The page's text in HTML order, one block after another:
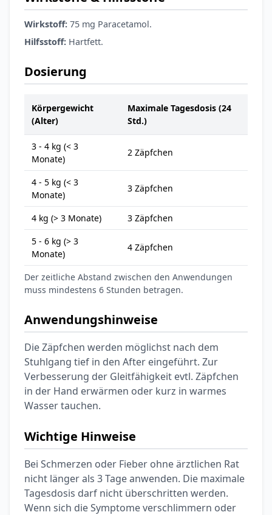
Wirkstoff: 75 mg Paracetamol.
Hilfsstoff: Hartfett.
Dosierung
Körpergewicht
(Alter)
Maximale Tagesdosis (24
Std.)
3 - 4 kg (< 3
Monate)
2 Zäpfchen
4 - 5 kg (< 3
Monate)
3 Zäpfchen
4 kg (> 3 Monate)
3 Zäpfchen
5 - 6 kg (> 3
Monate)
4 Zäpfchen
Der zeitliche Abstand zwischen den Anwendungen
muss mindestens 6 Stunden betragen.
Anwendungshinweise
Die Zäpfchen werden möglichst nach dem
Stuhlgang tief in den After eingeführt. Zur
Verbesserung der Gleitfähigkeit evtl. Zäpfchen
in der Hand erwärmen oder kurz in warmes
Wasser tauchen.
Wichtige Hinweise
Bei Schmerzen oder Fieber ohne ärztlichen Rat
nicht länger als 3 Tage anwenden. Die maximale
Tagesdosis darf nicht überschritten werden.
Wenn sich die Symptome verschlimmern oder